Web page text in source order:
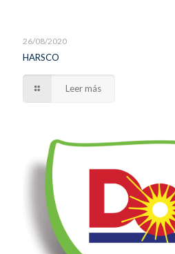
26/08/2020
HARSCO
Leer más